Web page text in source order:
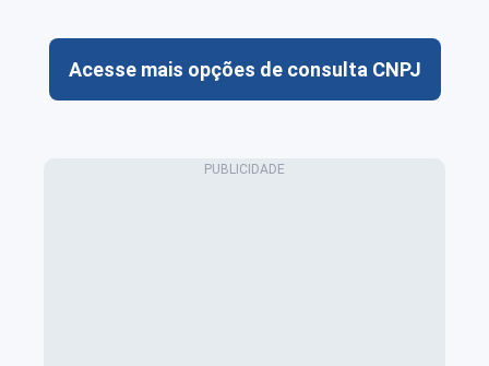
Acesse mais opções de consulta CNPJ